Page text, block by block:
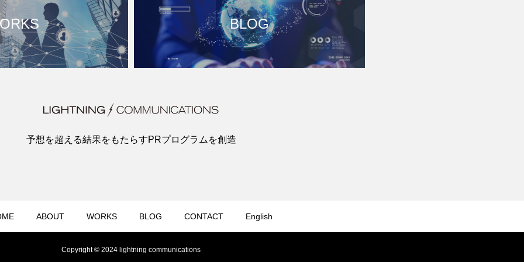
BLOG
予想を超える結果をもたらすPRプログラムを創造
ABOUT WORKS BLOG CONTACT English
Copyright © 2024 lightning communications